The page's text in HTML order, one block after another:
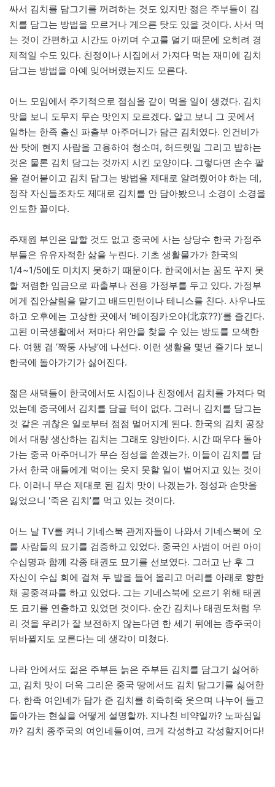
싸서 김치를 담그기를 꺼려하는 것도 있지만 젊은 주부들이 김
치를 담그는 방법을 모르거나 게으른 탓도 있을 것이다. 사서 먹
는 것이 간편하고 시간도 아끼며 수고를 덜기 때문에 오히려 경
제적일 수도 있다. 친정이나 시집에서 가져다 먹는 재미에 김치
담그는 방법을 아예 잊어버렸는지도 모른다.
어느 모임에서 주기적으로 점심을 같이 먹을 일이 생겼다. 김치
맛을 보니 도무지 무슨 맛인지 모르겠다. 알고 보니 그 곳에서
일하는 한족 출신 파출부 아주머니가 담근 김치였다. 인건비가
싼 탓에 현지 사람을 고용하여 청소며, 허드렛일 그리고 밥하는
것은 물론 김치 담그는 것까지 시킨 모양이다. 그렇다면 손수 팔
을 걷어붙이고 김치 담그는 방법을 제대로 알려줬어야 하는 데,
정작 자신들조차도 제대로 김치를 안 담아봤으니 소경이 소경을
인도한 꼴이다.
주재원 부인은 말할 것도 없고 중국에 사는 상당수 한국 가정주
부들은 유유자적한 삶을 누린다. 기초 생활물가가 한국의
1/4~1/5에도 미치지 못하기 때문이다. 한국에서는 꿈도 꾸지 못
할 저렴한 임금으로 파출부나 전용 가정부를 두고 있다. 가정부
에게 집안살림을 맡기고 배드민턴이나 테니스를 친다. 사우나도
하고 오후에는 고상한 곳에서 ‘베이징카오야(北京??)’를 즐긴다.
고된 이국생활에서 저마다 위안을 찾을 수 있는 방도를 모색한
다. 여행 겸 ‘짝퉁 사냥’에 나선다. 이런 생활을 몇년 즐기다 보니
한국에 돌아가기가 싫어진다.
젊은 새댁들이 한국에서도 시집이나 친정에서 김치를 가져다 먹
었는데 중국에서 김치를 담글 턱이 없다. 그러니 김치를 담그는
것 같은 귀찮은 일로부터 점점 멀어지게 된다. 한국의 김치 공장
에서 대량 생산하는 김치는 그래도 양반이다. 시간 때우다 돌아
가는 중국 아주머니가 무슨 정성을 쏟겠는가. 이들이 김치를 담
가서 한국 애들에게 먹이는 웃지 못할 일이 벌어지고 있는 것이
다. 이러니 무슨 제대로 된 김치 맛이 나겠는가. 정성과 손맛을
잃었으니 ‘죽은 김치’를 먹고 있는 것이다.
어느 날 TV를 켜니 기네스북 관계자들이 나와서 기네스북에 오
를 사람들의 묘기를 검증하고 있었다. 중국인 사범이 어린 아이
수십명과 함께 각종 태권도 묘기를 선보였다. 그러고 난 후 그
자신이 수십 회에 걸쳐 두 발을 들어 올리고 머리를 아래로 향한
채 공중격파를 하고 있었다. 그는 기네스북에 오르기 위해 태권
도 묘기를 연출하고 있었던 것이다. 순간 김치나 태권도처럼 우
리 것을 우리가 잘 보전하지 않는다면 한 세기 뒤에는 종주국이
뒤바뀔지도 모른다는 데 생각이 미쳤다.
나라 안에서도 젊은 주부든 늙은 주부든 김치를 담그기 싫어하
고, 김치 맛이 더욱 그리운 중국 땅에서도 김치 담그기를 싫어한
다. 한족 여인네가 담가 준 김치를 히죽히죽 웃으며 나누어 들고
돌아가는 현실을 어떻게 설명할까. 지나친 비약일까? 노파심일
까? 김치 종주국의 여인네들이여, 크게 각성하고 각성할지어다!